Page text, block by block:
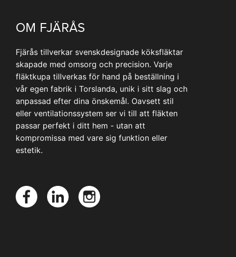
OM FJÄRÅS
Fjärås tillverkar svenskdesignade köksfläktar
skapade med omsorg och precision. Varje
fläktkupa tillverkas för hand på beställning i
vår egen fabrik i Torslanda, unik i sitt slag och
anpassad efter dina önskemål. Oavsett stil
eller ventilationssystem ser vi till att fläkten
passar perfekt i ditt hem - utan att
kompromissa med vare sig funktion eller
estetik.